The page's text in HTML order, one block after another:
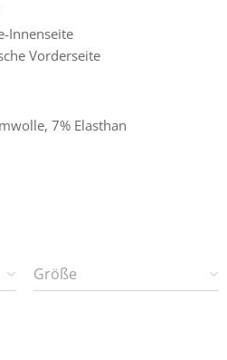
Innenseite
Vorderseite
7% Elasthan
Größe